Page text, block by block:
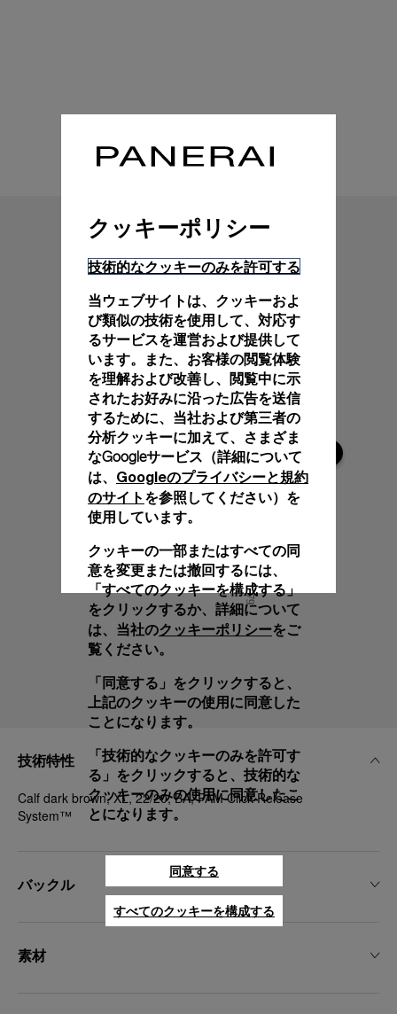
技術特性
技術特性
Calf dark brown, XL, 22/20, BA, PAM Click Release
System™
バックル
素材
クッキーポリシー
技術的なクッキーのみを許可する
当ウェブサイトは、クッキーおよ
び類似の技術を使用して、対応す
るサービスを運営および提供して
います。また、お客様の閲覧体験
を理解および改善し、閲覧中に示
されたお好みに沿った広告を送信
するために、当社および第三者の
分析クッキーに加えて、さまざま
なGoogleサービス（詳細について
は、 Googleのプライバシーと規約
のサイト を参照してください）を
使用しています。
クッキーの一部またはすべての同
意を変更または撤回するには、
「すべてのクッキーを構成する」
をクリックするか、詳細について
は、当社のクッキーポリシーをご
覧ください。
「同意する」をクリックすると、
上記のクッキーの使用に同意した
ことになります。
「技術的なクッキーのみを許可す
る」をクリックすると、技術的な
クッキーのみの使用に同意したこ
とになります。
同意する
すべてのクッキーを構成する